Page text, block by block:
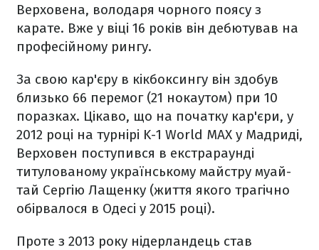
Верховена, володаря чорного поясу з
карате. Вже у віці 16 років він дебютував на
професійному рингу.
За свою кар'єру в кікбоксингу він здобув
близько 66 перемог (21 нокаутом) при 10
поразках. Цікаво, що на початку кар'єри, у
2012 році на турнірі K-1 World MAX у Мадриді,
Верховен поступився в екстрараунді
титулованому українському майстру муай-
тай Сергію Лащенку (життя якого трагічно
обірвалося в Одесі у 2015 році).
Проте з 2013 року нідерландець став